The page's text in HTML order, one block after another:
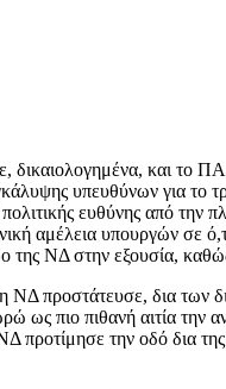
και το
υπευθύνων για
ευθύνης από
αμέλεια υπουργών
της ΝΔ στην εξουσία,
η ΝΔ προστάτευσε, δια
ως πιο πιθανή αιτία
την οδό δια